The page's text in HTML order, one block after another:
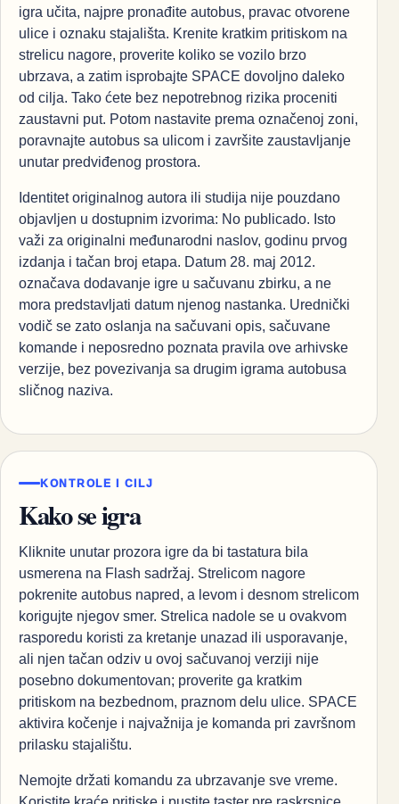
igra učita, najpre pronađite autobus, pravac otvorene
ulice i oznaku stajališta. Krenite kratkim pritiskom na
strelicu nagore, proverite koliko se vozilo brzo
ubrzava, a zatim isprobajte SPACE dovoljno daleko
od cilja. Tako ćete bez nepotrebnog rizika proceniti
zaustavni put. Potom nastavite prema označenoj zoni,
poravnajte autobus sa ulicom i završite zaustavljanje
unutar predviđenog prostora.
Identitet originalnog autora ili studija nije pouzdano
objavljen u dostupnim izvorima: No publicado. Isto
važi za originalni međunarodni naslov, godinu prvog
izdanja i tačan broj etapa. Datum 28. maj 2012.
označava dodavanje igre u sačuvanu zbirku, a ne
mora predstavljati datum njenog nastanka. Urednički
vodič se zato oslanja na sačuvani opis, sačuvane
komande i neposredno poznata pravila ove arhivske
verzije, bez povezivanja sa drugim igrama autobusa
sličnog naziva.
KONTROLE I CILJ
Kako se igra
Kliknite unutar prozora igre da bi tastatura bila
usmerena na Flash sadržaj. Strelicom nagore
pokrenite autobus napred, a levom i desnom strelicom
korigujte njegov smer. Strelica nadole se u ovakvom
rasporedu koristi za kretanje unazad ili usporavanje,
ali njen tačan odziv u ovoj sačuvanoj verziji nije
posebno dokumentovan; proverite ga kratkim
pritiskom na bezbednom, praznom delu ulice. SPACE
aktivira kočenje i najvažnija je komanda pri završnom
prilasku stajalištu.
Nemojte držati komandu za ubrzavanje sve vreme.